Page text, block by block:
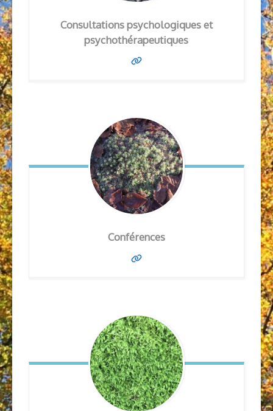
Consultations psychologiques et
psychothérapeutiques
Conférences